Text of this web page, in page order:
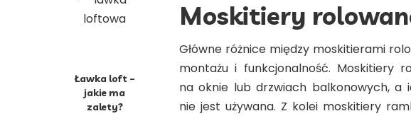
Ławka loft –
jakie ma
zalety?
Moskitiery
Główne różnice między moskitierami
montażu i funkcjonalność. Moskitiery
na oknie lub drzwiach balkonowych,
nie jest używana. Z kolei moskitiery